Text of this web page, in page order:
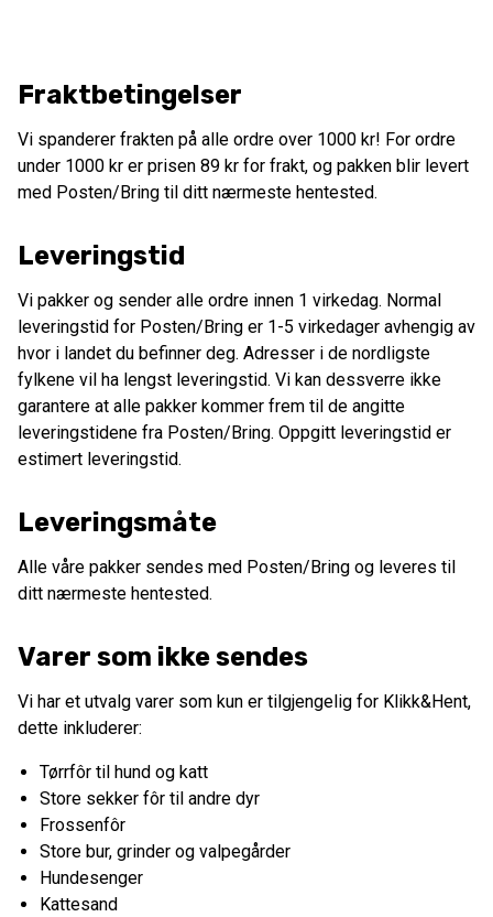
Fraktbetingelser
Vi spanderer frakten på alle ordre over 1000 kr! For ordre
under 1000 kr er prisen 89 kr for frakt, og pakken blir levert
med Posten/Bring til ditt nærmeste hentested.
Leveringstid
Vi pakker og sender alle ordre innen 1 virkedag. Normal
leveringstid for Posten/Bring er 1-5 virkedager avhengig av
hvor i landet du befinner deg. Adresser i de nordligste
fylkene vil ha lengst leveringstid. Vi kan dessverre ikke
garantere at alle pakker kommer frem til de angitte
leveringstidene fra Posten/Bring. Oppgitt leveringstid er
estimert leveringstid.
Leveringsmåte
Alle våre pakker sendes med Posten/Bring og leveres til
ditt nærmeste hentested.
Varer som ikke sendes
Vi har et utvalg varer som kun er tilgjengelig for Klikk&Hent,
dette inkluderer:
Tørrfôr til hund og katt
Store sekker fôr til andre dyr
Frossenfôr
Store bur, grinder og valpegårder
Hundesenger
Kattesand